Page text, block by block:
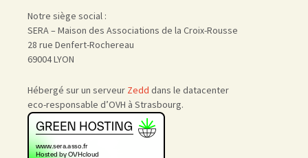
Notre siège social :
SERA – Maison des Associations de la Croix-Rousse
28 rue Denfert-Rochereau
69004 LYON
Hébergé sur un serveur Zedd dans le datacenter
eco-responsable d’OVH à Strasbourg.